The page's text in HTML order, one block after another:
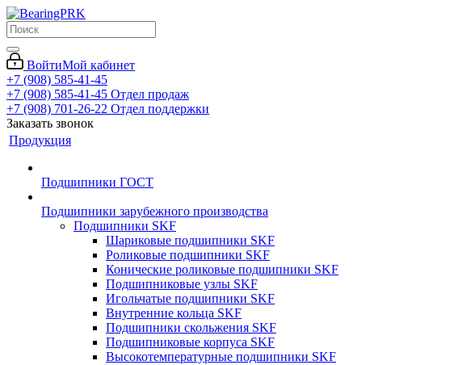
ВойтиМой кабинет
+7 (908) 585-41-45
+7 (908) 585-41-45 Отдел продаж
+7 (908) 701-26-22 Отдел поддержки
Заказать звонок
Продукция
Подшипники ГОСТ
Подшипники зарубежного производства
Подшипники SKF
Шариковые подшипники SKF
Роликовые подшипники SKF
Конические роликовые подшипники SKF
Подшипниковые узлы SKF
Игольчатые подшипники SKF
Внутренние кольца SKF
Подшипники скольжения SKF
Подшипниковые корпуса SKF
Высокотемпературные подшипники SKF